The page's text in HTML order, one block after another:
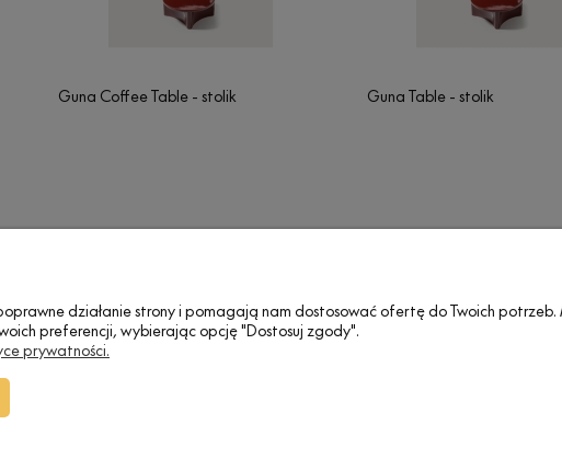
Guna Coffee Table - stolik Guna Table - stolik
Regulaminy
działanie strony i pomagają nam dostosować ofertę do Twoich
preferencji, wybierając opcję "Dostosuj zgody".
prywatności.